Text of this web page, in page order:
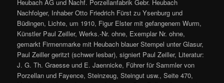
Heubach AG und Nachf. Porzellanfabrik Gebr. Heubach
Nachfolger, Inhaber Otto Friedrich Fürst zu Ysenburg und
Büdingen, Lichte, um 1910, Figur Elster mit gefangenem Wurm,
Künstler Paul Zeiller, Werks.-Nr. ohne, Exemplar Nr. ohne,
gemarkt Firmenmarke mit Heubach blauer Stempel unter Glasur,
Paul Zeiller geritzt (schwer lesbar), signiert Paul Zeiller, Literatur:
J. G. Th. Graesse und E. Jaennicke, Führer für Sammler von
Porzellan und Fayence, Steinzeug, Steingut usw., Seite 470,